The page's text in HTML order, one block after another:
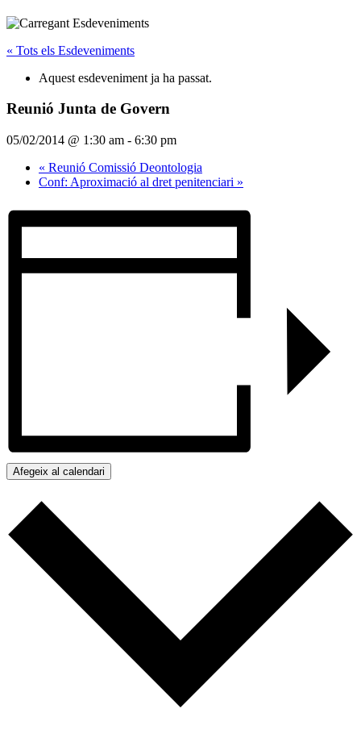
« Tots els Esdeveniments
Aquest esdeveniment ja ha passat.
Reunió Junta de Govern
05/02/2014 @ 1:30 am - 6:30 pm
« Reunió Comissió Deontologia
Conf: Aproximació al dret penitenciari »
Afegeix al calendari